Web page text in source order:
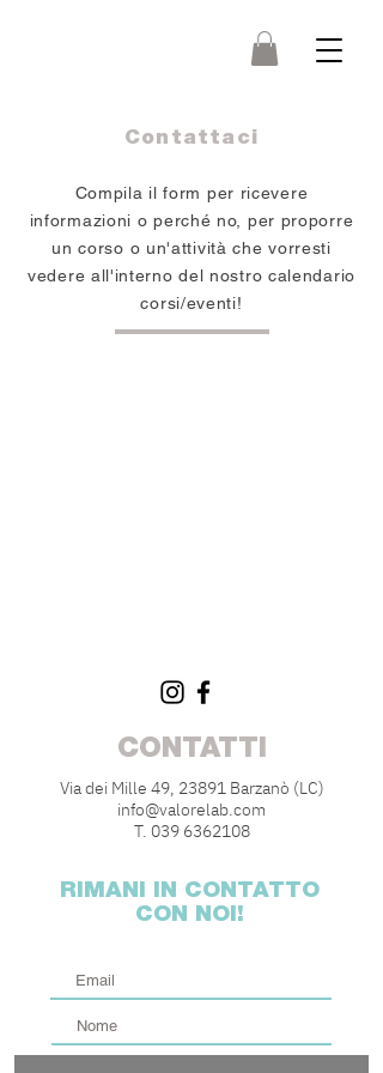
Contattaci
Compila il form per ricevere
informazioni o perché no, per proporre
un corso o un'attività che vorresti
vedere all'interno del nostro calendario
corsi/eventi!
CONTATTI
Via dei Mille 49, 23891 Barzanò (LC)
info@valorelab.com
T. 039 6362108
RIMANI IN CONTATTO
CON NOI!